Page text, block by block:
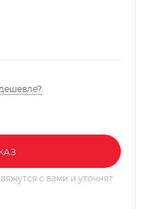
с вами и уточнят